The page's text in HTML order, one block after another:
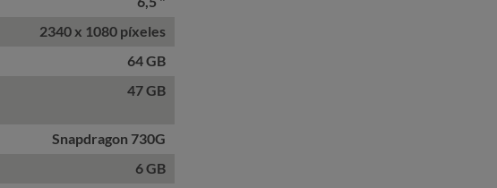
2340 x 1080 píxeles
64 GB
47 GB
Snapdragon 730G
6 GB